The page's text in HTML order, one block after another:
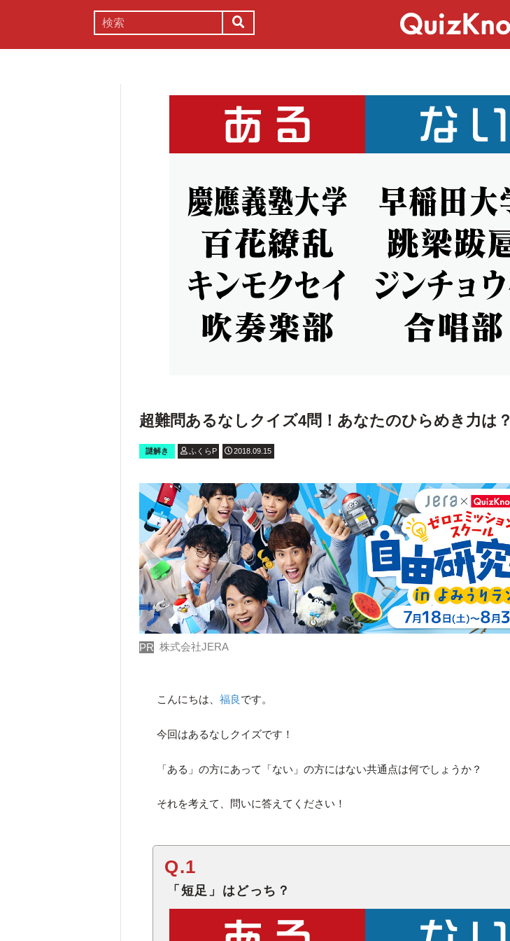
超難問あるなしクイズ4問！あなたのひらめき力は？
謎解き ふくらP 2018.09.15
PR 株式会社JERA
こんにちは、福良です。
今回はあるなしクイズです！
「ある」の方にあって「ない」の方にはない共通点は何でしょうか？
それを考えて、問いに答えてください！
Q.1
「短足」はどっち？